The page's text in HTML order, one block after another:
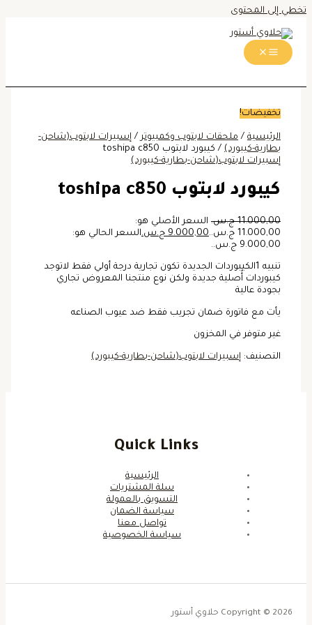
تخطي إلى المحتوى
تخفيضات!
الرئيسية /ملحقات لابتوب وكمبيوتر/إسبيرات لابتوب(شاحن-
بطارية-كيبورد) / كيبورد لابتوب toshipa c850
إسبيرات لابتوب(شاحن-بطارية-كيبورد)
كيبورد لابتوب toshipa c850
11.000,00 ج.س. السعر الأصلي هو:
11.000,00 ج.س..
9.000,00 ج.س.السعر الحالي هو:
9.000,00 ج.س..
تنبيه 1الكيبوردات الجديدة تكون تجارية درجة أولي فقط لاتوجد
كيبوردات أًصلية جديدة ولكن نوع منتجنا المعروض تجاري
بجودة عالية
يأت مع فاتورة ضمان تجريب فقط ضد عيوب الصناعه
غير متوفر في المخزون
التصنيف:إسبيرات لابتوب(شاحن-بطارية-كيبورد)
Quick Links
الرئيسية
سلة المشتريات
التسويق بالعمولة
سياسة الضمان
تواصل معنا
سياسة الخصوصية
Copyright © 2026 حلاوي أستور